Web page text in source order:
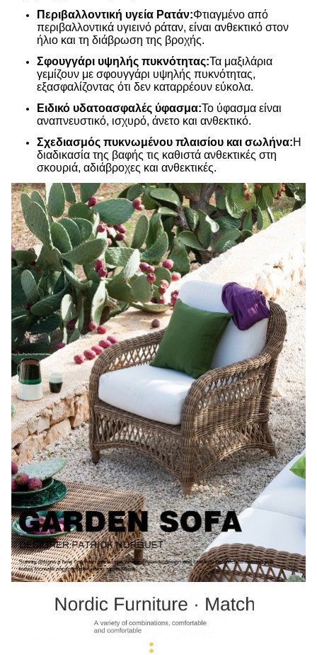
Περιβαλλοντική υγεία Ρατάν:Φτιαγμένο από
περιβαλλοντικά υγιεινό ράταν, είναι ανθεκτικό στον
ήλιο και τη διάβρωση της βροχής.
Σφουγγάρι υψηλής πυκνότητας:Τα μαξιλάρια
γεμίζουν με σφουγγάρι υψηλής πυκνότητας,
εξασφαλίζοντας ότι δεν καταρρέουν εύκολα.
Ειδικό υδατοασφαλές ύφασμα:Το ύφασμα είναι
αναπνευστικό, ισχυρό, άνετο και ανθεκτικό.
Σχεδιασμός πυκνωμένου πλαισίου και σωλήνα:Η
διαδικασία της βαφής τις καθιστά ανθεκτικές στη
σκουριά, αδιάβροχες και ανθεκτικές.